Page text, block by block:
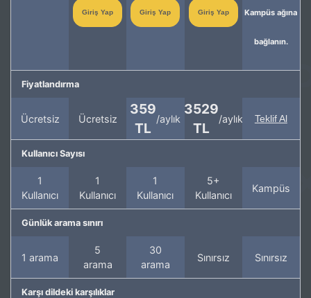
Giriş Yap Giriş Yap Giriş Yap Kampüs ağına
bağlanın.
Fiyatlandırma
Ücretsiz Ücretsiz
359
TL
/aylık
3529
TL
/aylık Teklif Al
Kullanıcı Sayısı
1
Kullanıcı
1
Kullanıcı
1
Kullanıcı
5+
Kullanıcı
Kampüs
Günlük arama sınırı
1 arama
5
arama
30
arama
Sınırsız Sınırsız
Karşı dildeki karşılıklar